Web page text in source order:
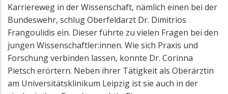
Karriereweg in der Wissenschaft, nämlich einen bei der
Bundeswehr, schlug Oberfeldarzt Dr. Dimitrios
Frangoulidis ein. Dieser führte zu vielen Fragen bei den
jungen Wissenschaftler:innen. Wie sich Praxis und
Forschung verbinden lassen, konnte Dr. Corinna
Pietsch erörtern. Neben ihrer Tätigkeit als Oberärztin
am Universitätsklinikum Leipzig ist sie auch in der